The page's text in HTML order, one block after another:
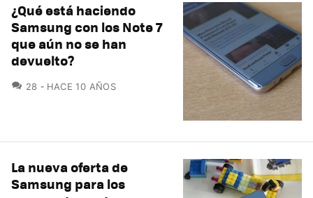
¿Qué está haciendo
Samsung con los Note 7
que aún no se han
devuelto?
28 COMENTARIOS
HACE 10 AÑOS
La nueva oferta de
Samsung para los